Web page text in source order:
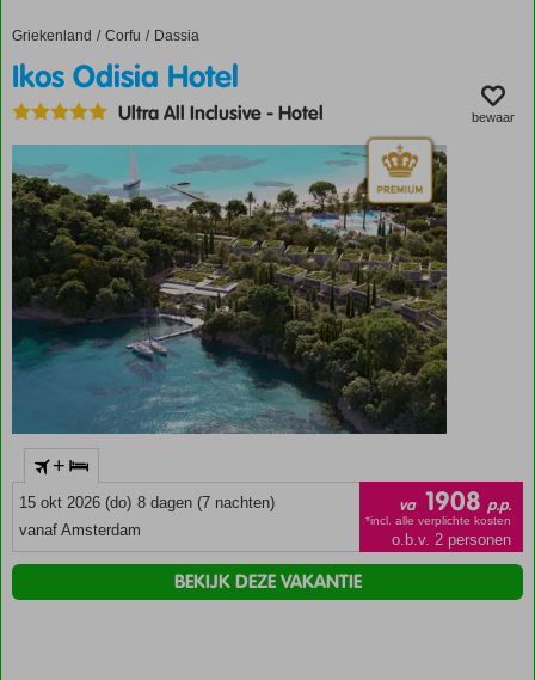
stijl!
Ontdek
met
een
Cooper
Gratis
entreekaarten
voor het
Aziatisch
museum en
het Oude
Fort
Home
Griekenland Corfu Dassia
Ikos Odisia Hotel
Ikos Odisia Hotel
Ultra All Inclusive-Hotel bewaar
+
15 okt 2026 (do) 8 dagen (7 nachten)
vanaf Amsterdam
va 1908 p.p.
*incl. alle verplichte kosten
o.b.v. 2 personen
BEKIJK DEZE VAKANTIE